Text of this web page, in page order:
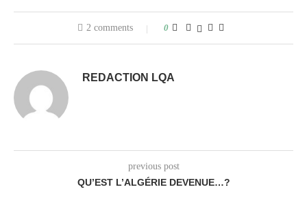
2 comments 0
REDACTION LQA
previous post
QU’EST L’ALGÉRIE DEVENUE…?